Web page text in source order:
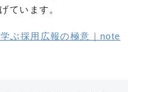
ています。
ぶ採用広報の極意｜note